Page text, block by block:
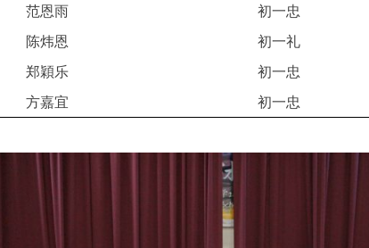
范恩雨
初一忠
陈炜恩
初一礼
郑穎乐
初一忠
方嘉宜
初一忠